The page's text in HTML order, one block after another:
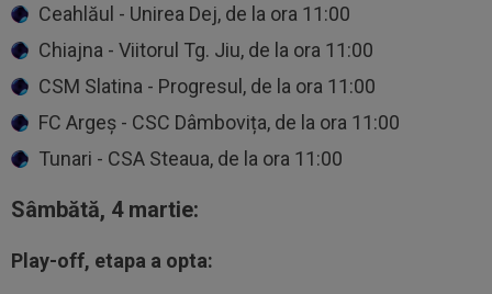
Ceahlăul - Unirea Dej, de la ora 11:00
Chiajna - Viitorul Tg. Jiu, de la ora 11:00
CSM Slatina - Progresul, de la ora 11:00
FC Argeș - CSC Dâmbovița, de la ora 11:00
Tunari - CSA Steaua, de la ora 11:00
Sâmbătă, 4 martie:
Play-off, etapa a opta: